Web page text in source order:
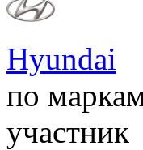
Hyundai
по
участник